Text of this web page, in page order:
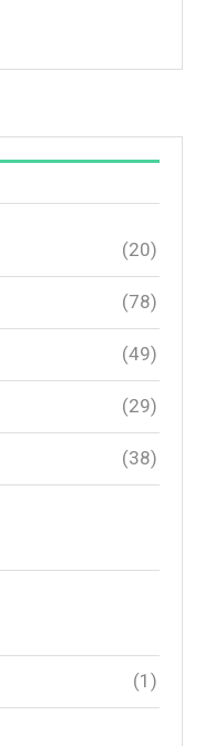
(20)
(78)
(49)
(29)
(38)
(1)